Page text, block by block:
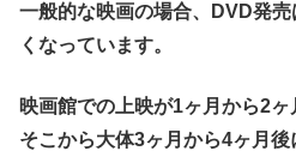
一般的な映画の場合、DVD発
くなっています。
映画館での上映が1ヶ月から2ヶ
そこから大体3ヶ月から4ヶ月